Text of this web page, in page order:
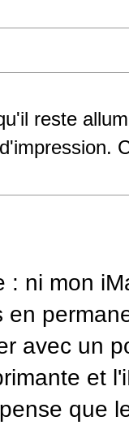
reste
: ni mon
en
avec un
et
que